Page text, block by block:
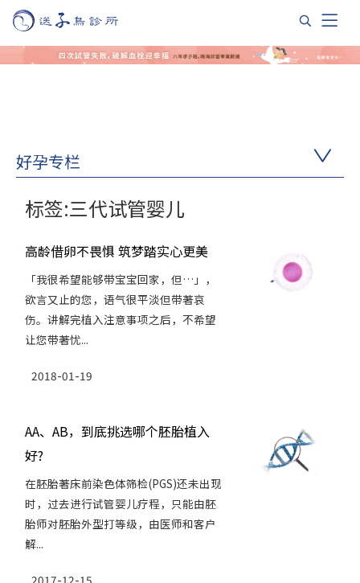
好孕专栏
标签:三代试管婴儿
高龄借卵不畏惧 筑梦踏实心更美
「我很希望能够带宝宝回家，但…」，
欲言又止的您，语气很平淡但带著哀
伤。讲解完植入注意事项之后，不希望
让您带著忧...
2018-01-19
AA、AB，到底挑选哪个胚胎植入
好?
在胚胎著床前染色体筛检(PGS)还未出现
时，过去进行试管婴儿疗程，只能由胚
胎师对胚胎外型打等级，由医师和客户
解...
2017-12-15